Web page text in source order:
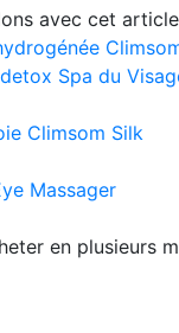
avec cet
Spa du
Climsom Silk
Massager
en plusieurs